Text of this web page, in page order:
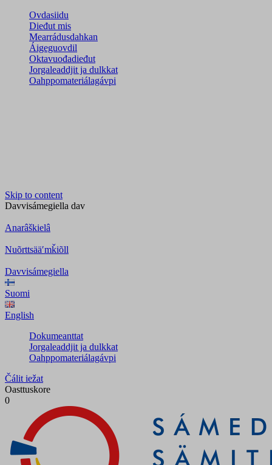
Ovdasiidu
Dieđut mis
Mearrádusdahkan
Áigeguovdil
Oktavuođadieđut
Jorgaleaddjit ja dulkkat
Oahppomateriálagávpi
Skip to content
Davvisámegiella dav
Anarâškielâ
Nuõrttsääʹmǩiõll
Davvisámegiella
Suomi
English
Dokumeanttat
Jorgaleaddjit ja dulkkat
Oahppomateriálagávpi
Čálit iežat
Oasttuskore
0